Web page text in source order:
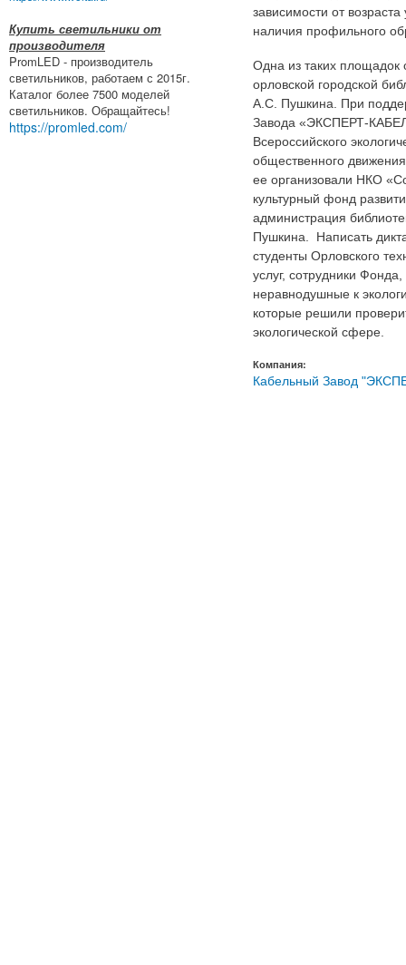
Купить светильники от
производителя
PromLED - производитель
светильников, работаем с 2015г.
Каталог более 7500 моделей
светильников. Обращайтесь!
https://promled.com/
зависимости от возраста
наличия профильного
Одна из таких площадок
орловской городской
А.С. Пушкина. При
Завода «ЭКСПЕРТ-
Всероссийского
общественного
ее организовали НКО
культурный фонд
администрация
Пушкина. Написать
студенты Орловского
услуг, сотрудники
неравнодушные к
которые решили
экологической сфере.
Компания:
Кабельный Завод